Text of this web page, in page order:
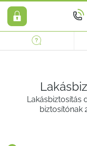
Lakásbiztosítás
biztosítónak